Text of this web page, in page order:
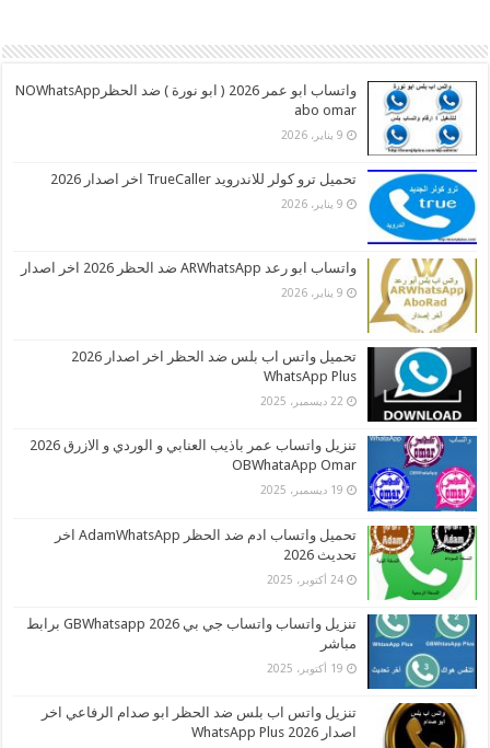
واتساب ابو عمر 2026 ( ابو نورة ) ضد الحظرNOWhatsApp
abo omar
9 يناير، 2026
تحميل ترو كولر للاندرويد TrueCaller اخر اصدار 2026
9 يناير، 2026
واتساب ابو رعد ARWhatsApp ضد الحظر 2026 اخر اصدار
9 يناير، 2026
تحميل واتس اب بلس ضد الحظر اخر اصدار 2026
WhatsApp Plus
22 ديسمبر، 2025
تنزيل واتساب عمر باذيب العنابي و الوردي و الازرق 2026
OBWhataApp Omar
19 ديسمبر، 2025
تحميل واتساب ادم ضد الحظر AdamWhatsApp اخر
تحديث 2026
24 أكتوبر، 2025
تنزيل واتساب واتساب جي بي 2026 GBWhatsapp برابط
مباشر
19 أكتوبر، 2025
تنزيل واتس اب بلس ضد الحظر ابو صدام الرفاعي اخر
اصدار 2026 WhatsApp Plus